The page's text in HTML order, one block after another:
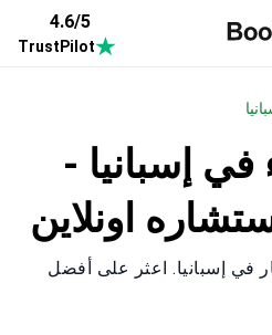
4.6/5
TrustPilot
في إسبانيا -
اونلاين
في إسبانيا. اعثر على أفضل